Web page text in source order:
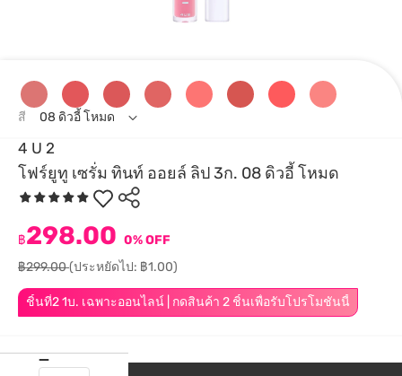
4 U 2
โฟร์ยูทู เซรั่ม ทินท์ ออยล์ ลิป 3ก. 08 ดิวอี้ โหมด
ชิ้นที่2 1บ. เฉพาะออนไลน์ | กดสินค้า 2 ชิ้นเพื่อรับโปรโมชันนี้
฿298.00 0% OFF
฿299.00(ประหยัดไป: ฿1.00)
สี 08 ดิวอี้ โหมด